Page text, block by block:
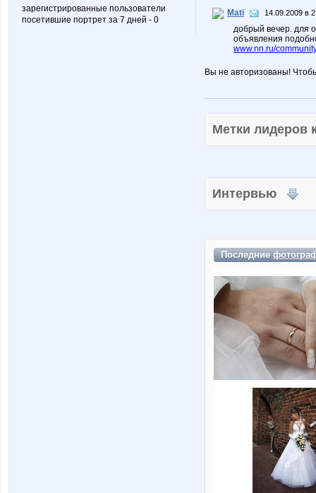
зарегистрированные пользователи
посетившие портрет за 7 дней - 0
Mati 14.09.2009 в
добрый вечер. для
объявления
www.nn.ru/
Вы не авторизованы!
Метки
Интервью
Последние